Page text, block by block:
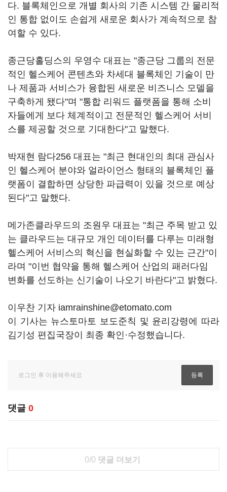
다. 블록체인으로 개별 회사의 기존 시스템 간 물리적
인 통합 없이도 손쉽게 새로운 회사가 계속적으로 참
여할 수 있다.
종근당홀딩스의 우영수 대표는 "종근당 그룹의 전문
적인 헬스케어 콘텐츠와 차세대 블록체인 기술이 만
나 제품과 서비스가 융합된 새로운 비즈니스 모델을
구축하게 됐다"며 "통합 리워드 플랫폼을 통해 소비
자들에게 보다 체계적이고 전문적인 헬스케어 서비
스를 제공할 것으로 기대한다"고 말했다.
박재현 람다256 대표는 "최근 현대인의 최대 관심사
인 헬스케어 분야와 얼라이언스 형태의 블록체인 플
랫폼이 결합하면 상당한 파급력이 있을 것으로 예상
된다"고 말했다.
메가존클라우드의 조원우 대표는 "최근 주목 받고 있
는 클라우드는 대규모 개인 데이터를 다루는 미래형
헬스케어 서비스의 혁신을 현실화할 수 있는 근간"이
라며 "이번 협약을 통해 헬스케어 산업의 패러다임
변화를 선도하는 신기술이 나오기 바란다"고 밝혔다.
이우찬 기자 iamrainshine@etomato.com
이 기사는 뉴스토마토 보도준칙 및 윤리강령에 따라
김기성 편집국장이 최종 확인·수정했습니다.
댓글 0
0/0 댓글 더보기